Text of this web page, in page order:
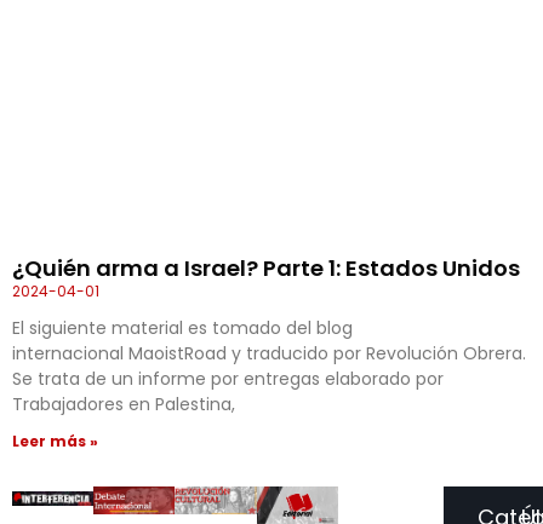
¿Quién arma a Israel? Parte 1: Estados Unidos
2024-04-01
El siguiente material es tomado del blog
internacional MaoistRoad y traducido por Revolución Obrera.
Se trata de un informe por entregas elaborado por
Trabajadores en Palestina,
Leer más »